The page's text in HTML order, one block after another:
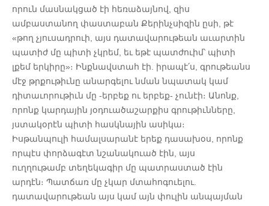
որուն մասնակցած էի հեռաձայնով, զիս
ամբաստանող փաստաբան Քերինչսիզին ըսի, թէ
«թող չյուսադրուի, այս դատավարութեան աւարտին
պատիժ մը պիտի չկրեմ, եւ եթէ պատժուիմ՝ պիտի
լքեմ երկիրը»։ Ինքնավստահ էի. իրապէ՛ս, գրութեանս
մէջ թրքութիւնը անարգելու նման նպատակ կամ
դիտաւորութիւն մը -երբեք ու երբեք- չունէի։ Անոնք,
որոնք կարդային յօդուածաշարքիս գրութիւնները,
յստակօրէն պիտի հասկնային ասիկա։
Իսթանպուլի համալսարանէ երեք դասախօս, որոնք
որպէս փորձագէտ նշանակուած էին, այս
ուղղութամբ տեղեկագիր մը պատրաստած էին
արդէն։ Պատճառ մը չկար մտահոգուելու.
դատավարութեան այս կամ այն փուլին անպայման